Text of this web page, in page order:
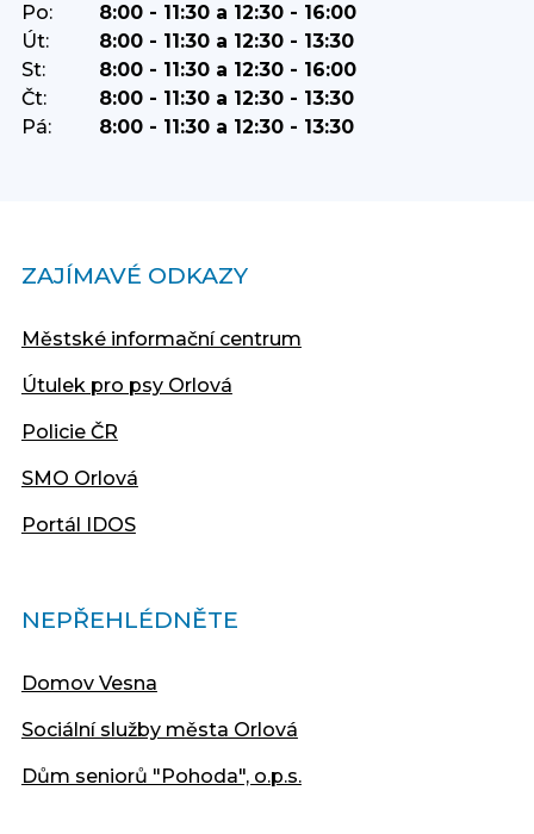
Po:
8:00 - 11:30 a 12:30 - 16:00
Út:
8:00 - 11:30 a 12:30 - 13:30
St:
8:00 - 11:30 a 12:30 - 16:00
Čt:
8:00 - 11:30 a 12:30 - 13:30
Pá:
8:00 - 11:30 a 12:30 - 13:30
ZAJÍMAVÉ ODKAZY
Městské informační centrum
Útulek pro psy Orlová
Policie ČR
SMO Orlová
Portál IDOS
NEPŘEHLÉDNĚTE
Domov Vesna
Sociální služby města Orlová
Dům seniorů "Pohoda", o.p.s.